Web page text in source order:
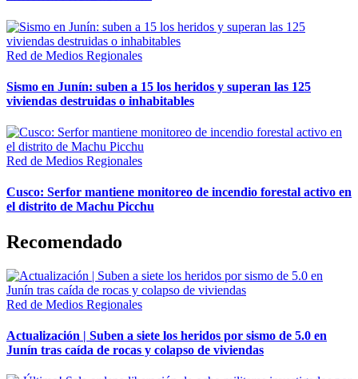
Red de Medios Regionales
Sismo en Junín: suben a 15 los heridos y superan las 125
viviendas destruidas o inhabitables
Red de Medios Regionales
Cusco: Serfor mantiene monitoreo de incendio forestal activo en
el distrito de Machu Picchu
Recomendado
Red de Medios Regionales
Actualización | Suben a siete los heridos por sismo de 5.0 en
Junín tras caída de rocas y colapso de viviendas